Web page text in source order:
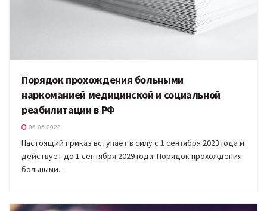
Порядок прохождения больными
наркоманией медицинской и социальной
реабилитации в РФ
06.06.2023
Настоящий приказ вступает в силу с 1 сентября 2023 года и
действует до 1 сентября 2029 года. Порядок прохождения
больными...